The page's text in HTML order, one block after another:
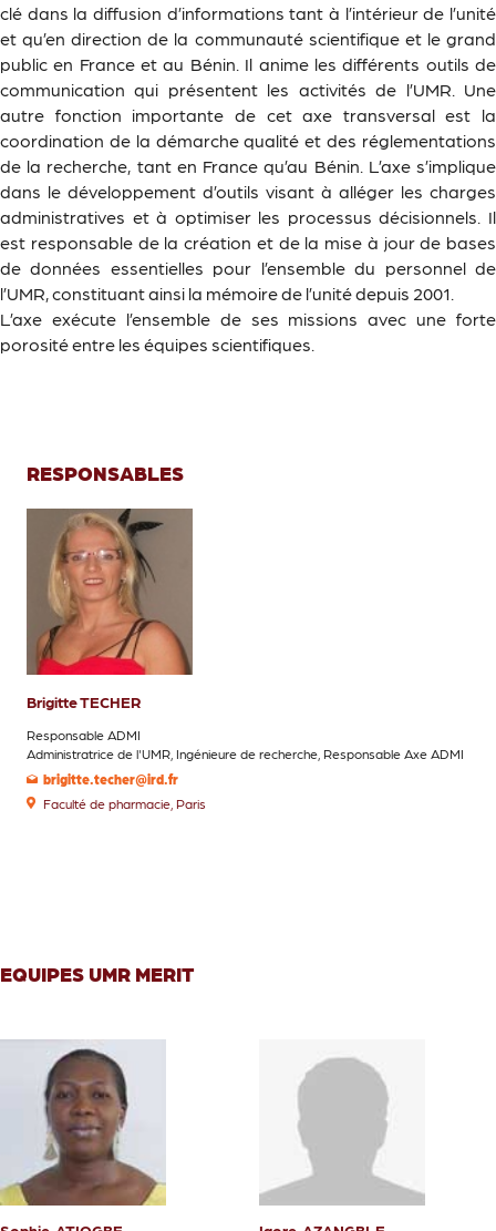
clé dans la diffusion d’informations tant à l’intérieur de l’unité
et qu’en direction de la communauté scientifique et le grand
public en France et au Bénin. Il anime les différents outils de
communication qui présentent les activités de l’UMR. Une
autre fonction importante de cet axe transversal est la
coordination de la démarche qualité et des réglementations
de la recherche, tant en France qu’au Bénin. L’axe s’implique
dans le développement d’outils visant à alléger les charges
administratives et à optimiser les processus décisionnels. Il
est responsable de la création et de la mise à jour de bases
de données essentielles pour l’ensemble du personnel de
l’UMR, constituant ainsi la mémoire de l’unité depuis 2001.
L’axe exécute l’ensemble de ses missions avec une forte
porosité entre les équipes scientifiques.
RESPONSABLES
Brigitte TECHER
Responsable ADMI
Administratrice de l'UMR, Ingénieure de recherche, Responsable Axe ADMI
brigitte.techer@ird.fr
Faculté de pharmacie, Paris
EQUIPES UMR MERIT